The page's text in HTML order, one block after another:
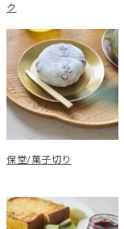
ク
保堂/菓子切り